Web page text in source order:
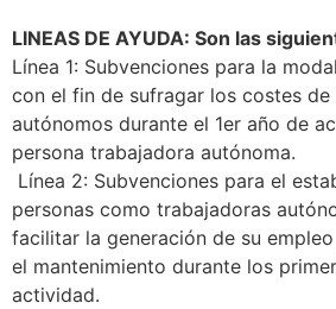
LINEAS DE AYUDA: Son las
Línea 1: Subvenciones para la
con el fin de sufragar los costes
autónomos durante el 1er año de
persona trabajadora autónoma.
Línea 2: Subvenciones para el
personas como trabajadoras
facilitar la generación de su
el mantenimiento durante los
actividad.